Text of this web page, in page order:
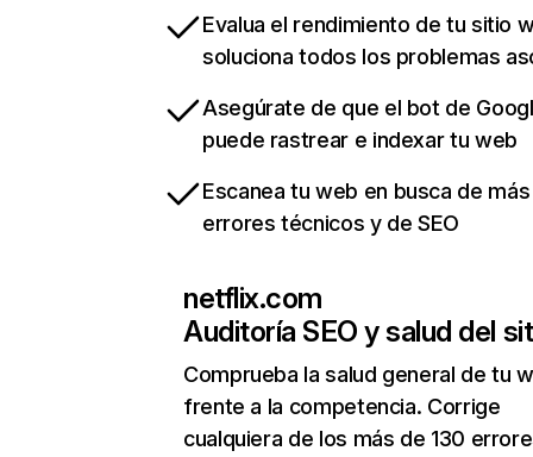
Evalua el rendimiento de tu sitio
soluciona todos los problemas
Asegúrate de que el bot de
puede rastrear e indexar tu web
Escanea tu web en busca de
errores técnicos y de SEO
netflix.com
Auditoría SEO y salud del
Comprueba la salud general de tu
frente a la competencia. Corrige
cualquiera de los más de 130